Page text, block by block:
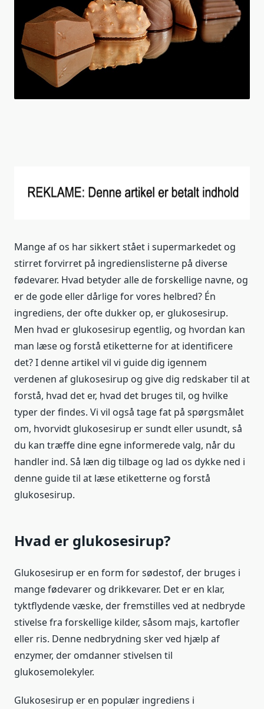
Mange af os har sikkert stået i supermarkedet og
stirret forvirret på ingredienslisterne på diverse
fødevarer. Hvad betyder alle de forskellige navne, og
er de gode eller dårlige for vores helbred? Én
ingrediens, der ofte dukker op, er glukosesirup.
Men hvad er glukosesirup egentlig, og hvordan kan
man læse og forstå etiketterne for at identificere
det? I denne artikel vil vi guide dig igennem
verdenen af glukosesirup og give dig redskaber til at
forstå, hvad det er, hvad det bruges til, og hvilke
typer der findes. Vi vil også tage fat på spørgsmålet
om, hvorvidt glukosesirup er sundt eller usundt, så
du kan træffe dine egne informerede valg, når du
handler ind. Så læn dig tilbage og lad os dykke ned i
denne guide til at læse etiketterne og forstå
glukosesirup.
Hvad er glukosesirup?
Glukosesirup er en form for sødestof, der bruges i
mange fødevarer og drikkevarer. Det er en klar,
tyktflydende væske, der fremstilles ved at nedbryde
stivelse fra forskellige kilder, såsom majs, kartofler
eller ris. Denne nedbrydning sker ved hjælp af
enzymer, der omdanner stivelsen til
glukosemolekyler.
Glukosesirup er en populær ingrediens i